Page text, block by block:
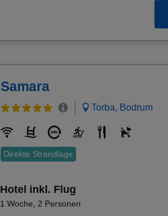
Samara
Torba, Bodrum
Direkte Strandlage
Hotel inkl. Flug
1 Woche 2 Personen